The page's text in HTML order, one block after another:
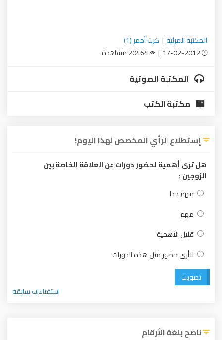
المكتبة المرئية | كرت أحمر (1)
المكتبة الصوتية
مكتبة الكتب
إستطلاع الرأي المخصص لهذا اليوم!
هل ترى أهمية لحضور دورات عن العلاقة الخاصة بين
الزوجين :
مهم جدا
مهم
قليل الأهمية
لاأرى حضور مثل هذه الدورات
تصويت
استفتاءات سابقة
ناصح بلغة الأرقام